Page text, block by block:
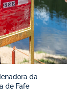
da
de Fafe